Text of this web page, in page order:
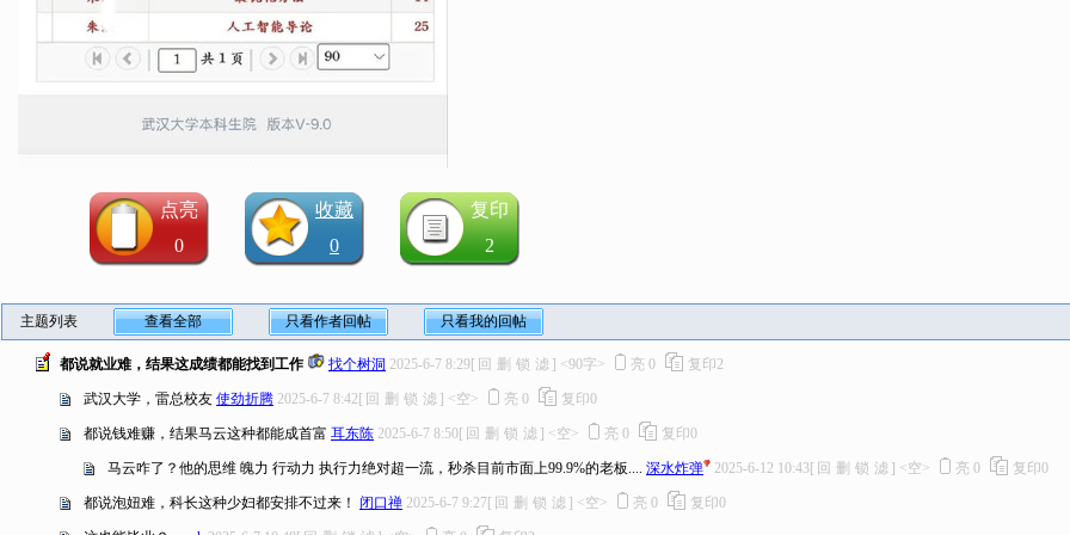
点亮
0
收藏
0
复印
2
主题列表 查看全部 只看作者回帖 只看我的回帖
都说就业难，结果这成绩都能找到工作 找个树洞 2025-6-7 8:29[ 回 删 锁 滤 ] <90字> 亮 0 复印2
武汉大学，雷总校友 使劲折腾 2025-6-7 8:42 [ 回 删 锁 滤 ] <空> 亮 0 复印0
都说钱难赚，结果马云这种都能成首富 耳东陈 2025-6-7 8:50[ 回 删 锁 滤 ] <空> 亮 0 复印0
马云咋了？他的思维 魄力 行动力 执行力绝对超一流，秒杀目前市面上99.9%的老板.... 深水炸弹 2025-6-12 10:43[ 回 删 锁 滤 ] <空> 亮 0 复印0
都说泡妞难，科长这种少妇都安排不过来！ 闭口禅 2025-6-7 9:27[ 回 删 锁 滤 ] <空> 亮 0 复印0